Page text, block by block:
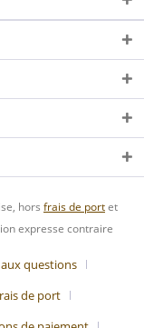
hors frais de portet
expresse contraire
aux questions
de port